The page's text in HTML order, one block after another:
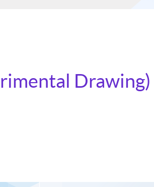
Drawing)